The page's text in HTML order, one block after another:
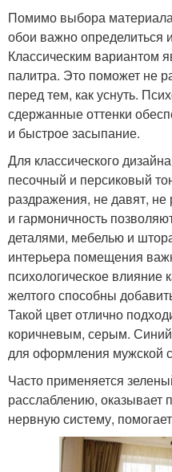
Помимо выбора
обои важно определиться
Классическим вариантом
палитра. Это поможет не
перед тем, как уснуть.
сдержанные оттенки
и быстрое засыпание.
Для классического
песочный и персиковый
раздражения, не давят, не
и гармоничность
деталями, мебелью и
интерьера помещения
психологическое влияние
желтого способны
Такой цвет отлично
коричневым, серым. Синий
для оформления мужской
Часто применяется
расслаблению, оказывает
нервную систему,